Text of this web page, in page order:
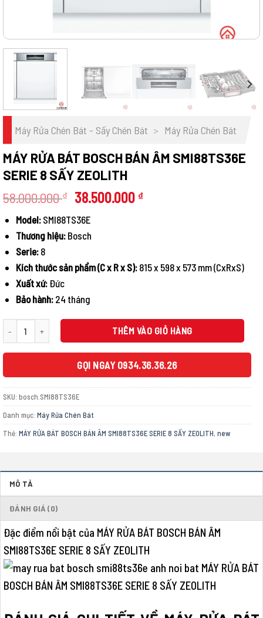
Máy Rửa Chén Bát - Sấy Chén Bát > Máy Rửa Chén Bát
MÁY RỬA BÁT BOSCH BÁN ÂM SMI88TS36E
SERIE 8 SẤY ZEOLITH
58.000.000₫
Giá
là:
58.000.000 ₫.
38.500.000 ₫Giá
Model: SMI88TS36E
Thương hiệu: Bosch
Serie: 8
Kích thước sản phẩm (C x R x S): 815 x 598 x 573 mm (CxRxS)
Xuất xứ: Đức
Bảo hành: 24 tháng
MÁY RỬA BÁT BOSCH BÁN ÂM SMI88TS36E SERIE 8 SẤY ZEOLITH số lượng
THÊM VÀO GIỎ HÀNG
GỌI NGAY 0934.36.36.26
SKU: bosch.SMI88TS36E
Danh mục: Máy Rửa Chén Bát
Thẻ: MÁY RỬA BÁT BOSCH BÁN ÂM SMI88TS36E SERIE 8 SẤY ZEOLITH, new
MÔ TẢ
ĐÁNH GIÁ (0)
Đặc điểm nổi bật của MÁY RỬA BÁT BOSCH BÁN ÂM
SMI88TS36E SERIE 8 SẤY ZEOLITH